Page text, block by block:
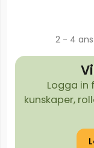
2 - 4
Logga in
kunskaper,